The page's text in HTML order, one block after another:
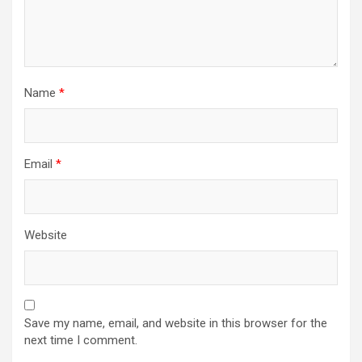
Name *
Email *
Website
Save my name, email, and website in this browser for the
next time I comment.